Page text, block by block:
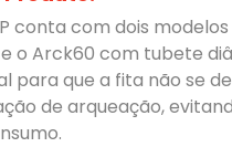
conta com dois
o Arck60 com tubete
para que a fita não se
de arqueação,